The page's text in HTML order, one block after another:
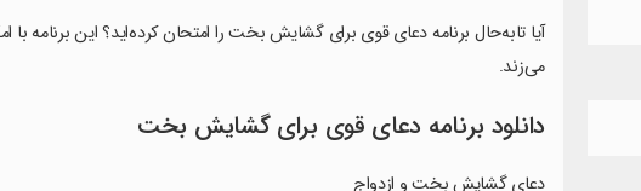
آیا تابه‌حال برنامه دعای قوی برای گشایش بخت را امتحان کرده‌اید؟ این برنامه
می‌زند.
دانلود برنامه دعای قوی برای گشایش بخت
دعای گشایش بخت و ازدواج